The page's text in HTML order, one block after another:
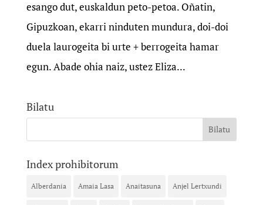
esango dut, euskaldun peto-petoa. Oñatin,
Gipuzkoan, ekarri ninduten mundura, doi-doi
duela laurogeita bi urte + berrogeita hamar
egun. Abade ohia naiz, ustez Eliza...
Bilatu
Index prohibitorum
Alberdania Amaia Lasa Anaitasuna Anjel Lertxundi